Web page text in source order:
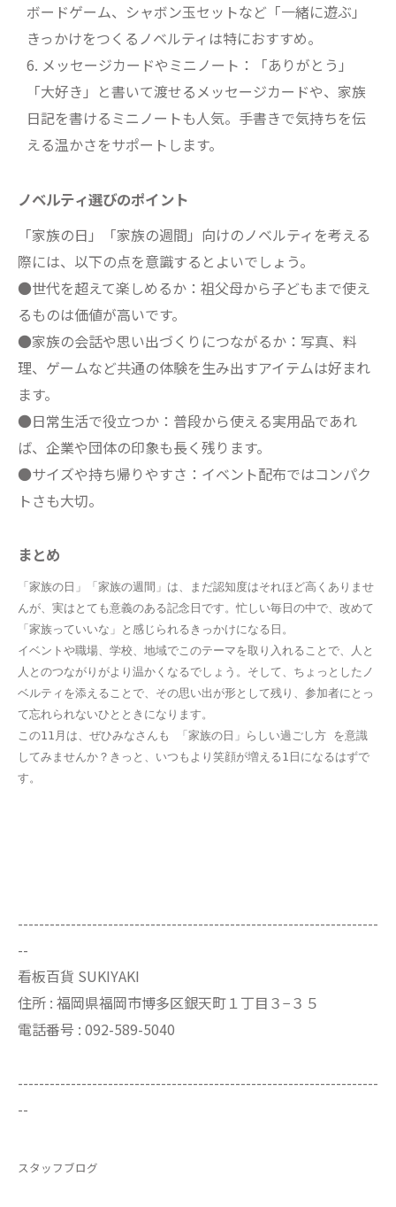
ボードゲーム、シャボン玉セットなど「一緒に遊ぶ」
きっかけをつくるノベルティは特におすすめ。
メッセージカードやミニノート：「ありがとう」
「大好き」と書いて渡せるメッセージカードや、家族
日記を書けるミニノートも人気。手書きで気持ちを伝
える温かさをサポートします。
ノベルティ選びのポイント
「家族の日」「家族の週間」向けのノベルティを考える
際には、以下の点を意識するとよいでしょう。
●世代を超えて楽しめるか：祖父母から子どもまで使え
るものは価値が高いです。
●家族の会話や思い出づくりにつながるか：写真、料
理、ゲームなど共通の体験を生み出すアイテムは好まれ
ます。
●日常生活で役立つか：普段から使える実用品であれ
ば、企業や団体の印象も長く残ります。
●サイズや持ち帰りやすさ：イベント配布ではコンパク
トさも大切。
まとめ
「家族の日」「家族の週間」は、まだ認知度はそれほど高くありませ
んが、実はとても意義のある記念日です。忙しい毎日の中で、改めて
「家族っていいな」と感じられるきっかけになる日。
イベントや職場、学校、地域でこのテーマを取り入れることで、人と
人とのつながりがより温かくなるでしょう。そして、ちょっとしたノ
ベルティを添えることで、その思い出が形として残り、参加者にとっ
て忘れられないひとときになります。
この11月は、ぜひみなさんも 「家族の日」らしい過ごし方 を意識
してみませんか？きっと、いつもより笑顔が増える1日になるはずで
す。
--------------------------------------------------------------------
--
看板百貨 SUKIYAKI
住所 : 福岡県福岡市博多区銀天町１丁目３−３５
電話番号 : 092-589-5040
--------------------------------------------------------------------
--
スタッフブログ